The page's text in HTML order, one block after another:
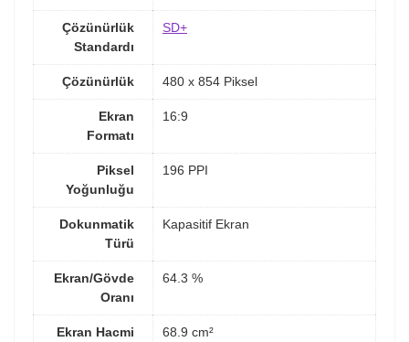
Çözünürlük
Standardı
SD+
Çözünürlük 480 x 854 Piksel
Ekran
Formatı
16:9
Piksel
Yoğunluğu
196 PPI
Dokunmatik
Türü
Kapasitif Ekran
Ekran/Gövde
Oranı
64.3 %
Ekran Hacmi 68.9 cm²